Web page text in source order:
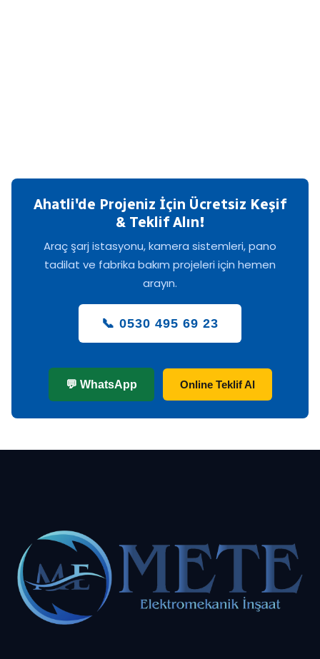
Ahatli'de Projeniz İçin Ücretsiz Keşif
& Teklif Alın!
Araç şarj istasyonu, kamera sistemleri, pano
tadilat ve fabrika bakım projeleri için hemen
arayın.
📞 0530 495 69 23
💬 WhatsApp Online Teklif Al